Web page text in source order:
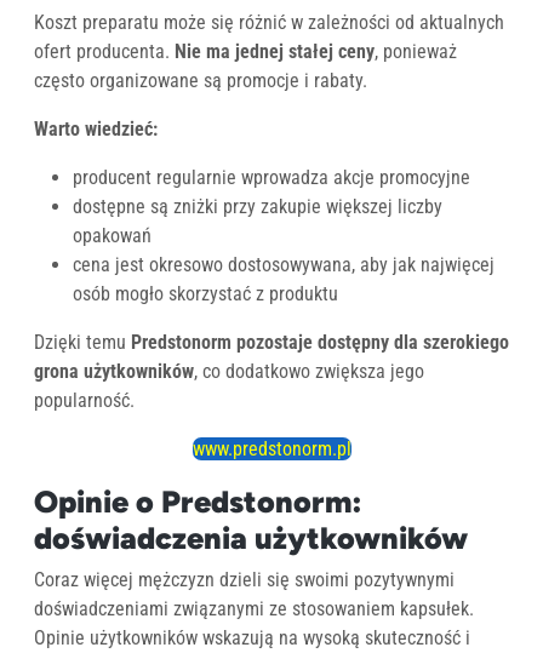
Koszt preparatu może się różnić w zależności od aktualnych
ofert producenta. Nie ma jednej stałej ceny, ponieważ
często organizowane są promocje i rabaty.
Warto wiedzieć:
producent regularnie wprowadza akcje promocyjne
dostępne są zniżki przy zakupie większej liczby
opakowań
cena jest okresowo dostosowywana, aby jak najwięcej
osób mogło skorzystać z produktu
Dzięki temu Predstonorm pozostaje dostępny dla szerokiego
grona użytkowników, co dodatkowo zwiększa jego
popularność.
www.predstonorm.pl
Opinie o Predstonorm:
doświadczenia użytkowników
Coraz więcej mężczyzn dzieli się swoimi pozytywnymi
doświadczeniami związanymi ze stosowaniem kapsułek.
Opinie użytkowników wskazują na wysoką skuteczność i